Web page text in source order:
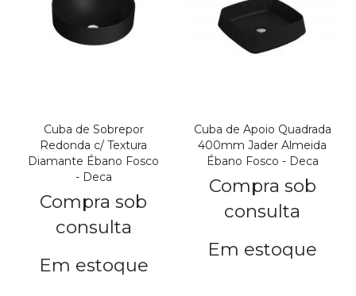
Cuba de Sobrepor
Redonda c/ Textura
Diamante Ébano Fosco
- Deca
Compra sob
consulta
Em estoque
Cuba de Apoio Quadrada
400mm Jader Almeida
Ébano Fosco - Deca
Compra sob
consulta
Em estoque